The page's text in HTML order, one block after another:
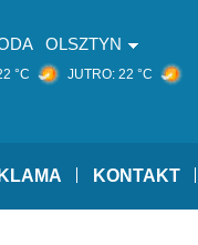
OLSZTYN
°C JUTRO: 22 °C
KONTAKT